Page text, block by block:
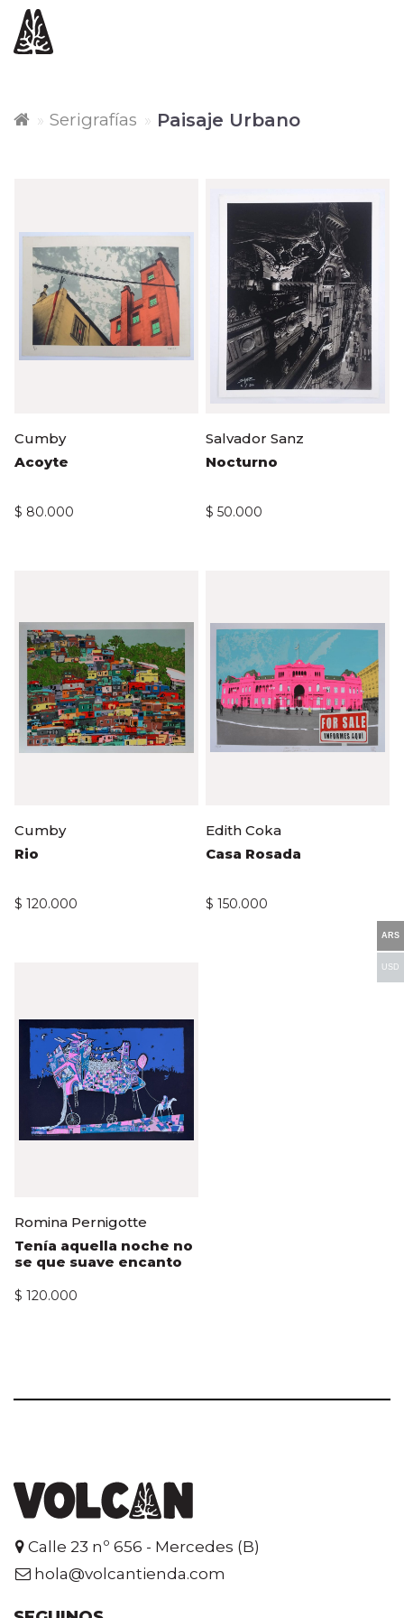
ARS
USD
Serigrafías Paisaje Urbano
Cumby
Acoyte
$ 80.000
Salvador Sanz
Nocturno
$ 50.000
Cumby
Rio
$ 120.000
Edith Coka
Casa Rosada
$ 150.000
Romina Pernigotte
Tenía aquella noche no
se que suave encanto
$ 120.000
Calle 23 nº 656 - Mercedes (B)
hola@volcantienda.com